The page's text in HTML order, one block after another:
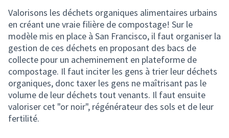
Valorisons les déchets organiques alimentaires urbains
en créant une vraie filière de compostage! Sur le
modèle mis en place à San Francisco, il faut organiser la
gestion de ces déchets en proposant des bacs de
collecte pour un acheminement en plateforme de
compostage. Il faut inciter les gens à trier leur déchets
organiques, donc taxer les gens ne maîtrisant pas le
volume de leur déchets tout venants. Il faut ensuite
valoriser cet "or noir", régénérateur des sols et de leur
fertilité.